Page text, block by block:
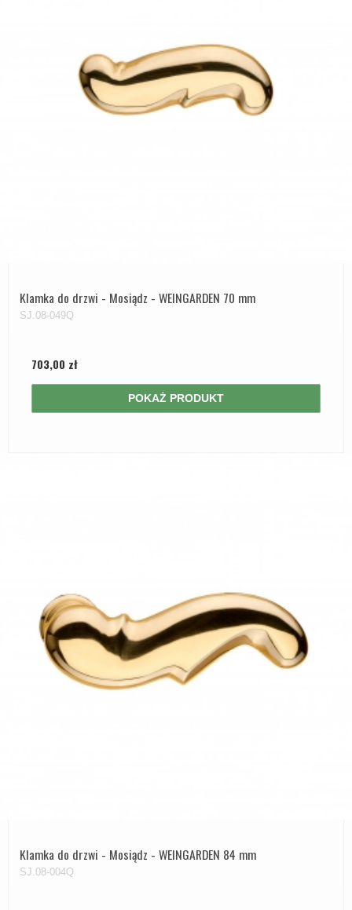
Klamka do drzwi - Mosiądz - WEINGARDEN 70 mm
SJ.08-049Q
703,00 zł
POKAŻ PRODUKT
Klamka do drzwi - Mosiądz - WEINGARDEN 84 mm
SJ.08-004Q